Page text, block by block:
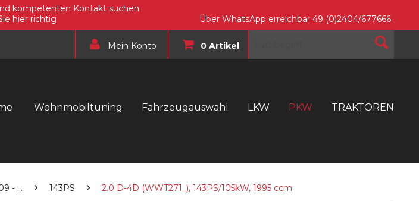
kompetenten Kontakt suchen
hier richtig
Über WhatsApp erreichbar 49 (0)2404/677666
Mein Konto 0 Artikel
Wohnmobiltuning Fahrzeugauswahl LKW PKW TRAKTOREN
- ... 143PS 2.0 D-4D (WWT271_), 143PS/105kW, 1995 ccm